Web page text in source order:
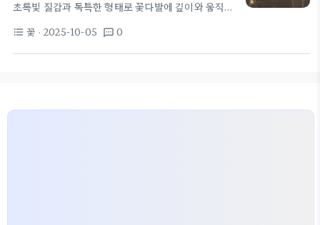
촬영에서도 선명한 분위기를 만듭니다. 단순한 구성
일지라도 고사리의 흐르는 선이 조화를 이끌어내며 완
초록빛 질감과 독특한 형태로 꽃다발에 깊이와 움직임
유려한 곡선을 만들어 전체 구성의 안정감을 제공합니
다. 건고사리는 갈색 포인트로 계절감을 부여하며 현
format_list_bulleted 꽃 · 2025-10-05 textsms 0